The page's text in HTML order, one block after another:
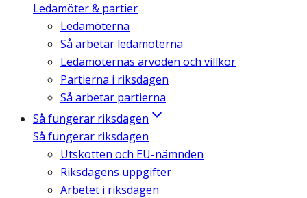
Ledamöter & partier
Ledamöterna
Så arbetar ledamöterna
Ledamöternas arvoden och villkor
Partierna i riksdagen
Så arbetar partierna
Så fungerar riksdagen
Så fungerar riksdagen
Utskotten och EU-nämnden
Riksdagens uppgifter
Arbetet i riksdagen